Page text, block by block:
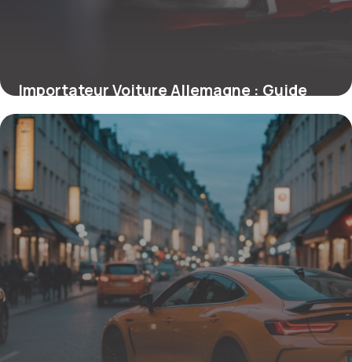
Importateur Voiture Allemagne : Guide
2026
30 mars 2026